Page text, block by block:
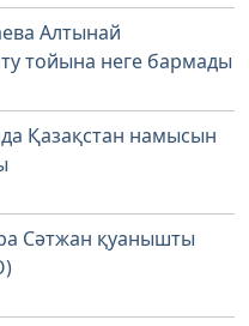
Алтынай
тойына неге бармады
Қазақстан намысын
Сәтжан қуанышты